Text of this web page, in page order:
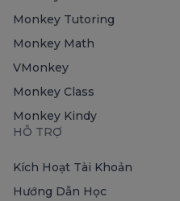
Monkey Tutoring
Monkey Math
VMonkey
Monkey Class
Monkey Kindy
HỖ TRỢ
Kích Hoạt Tài Khoản
Hướng Dẫn Học